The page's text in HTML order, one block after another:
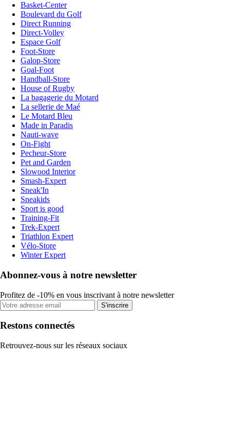
Basket-Center
Boulevard du Golf
Direct Running
Direct-Volley
Espace Golf
Foot-Store
Galop-Store
Goal-Foot
Handball-Store
House of Rugby
La bagagerie du Motard
La sellerie de Maé
Le Motard Bleu
Made in Paradis
Nauti-wave
On-Fight
Pecheur-Store
Pet and Garden
Slowood Interior
Smash-Expert
Sneak'In
Sneakids
Sport is good
Training-Fit
Trek-Expert
Triathlon Expert
Vélo-Store
Winter Expert
Abonnez-vous à notre newsletter
Profitez de -10% en vous inscrivant à notre newsletter
S'inscrire
Restons connectés
Retrouvez-nous sur les réseaux sociaux